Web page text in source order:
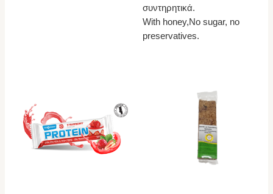
συντηρητικά.
With honey,No sugar, no
preservatives.